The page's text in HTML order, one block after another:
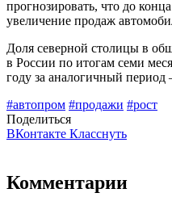
прогнозировать, что до
увеличение продаж
Доля северной столицы в
в России по итогам семи
году за аналогичный
#автопром #продажи #рост
Поделиться
ВКонтакте Класснуть
Комментарии